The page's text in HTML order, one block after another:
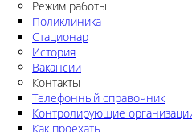
Режим работы
Поликлиника
Стационар
История
Вакансии
Контакты
Телефонный справочник
Контролирующие
Как проехать